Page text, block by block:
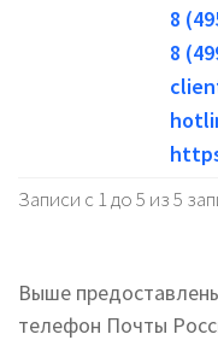
8
8
Записи с 1 до 5 из 5
Выше
телефон Почты